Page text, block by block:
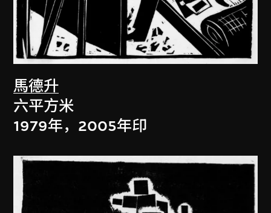
馬德升
六平方米
1979年，2005年印